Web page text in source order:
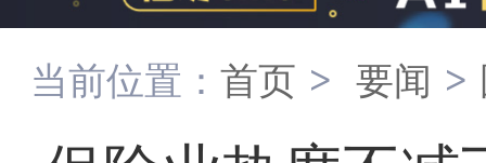
当前位置： 首页 > 要闻 >